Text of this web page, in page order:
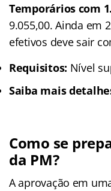
Temporários com
9.055,00. Ainda em
efetivos deve sair
Requisitos: Nível
Saiba mais
Como se
da PM?
A aprovação em